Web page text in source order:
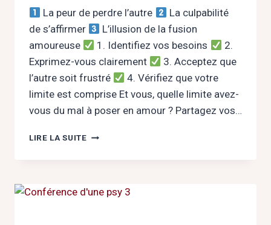
La peur de perdre l’autre
La culpabilité
de s’affirmer
L’illusion de la fusion
amoureuse
1. Identifiez vos besoins
2.
Exprimez-vous clairement
3. Acceptez que
l’autre soit frustré
4. Vérifiez que votre
limite est comprise Et vous, quelle limite avez-
vous du mal à poser en amour ? Partagez vos…
LIRE LA SUITEPOSER
: